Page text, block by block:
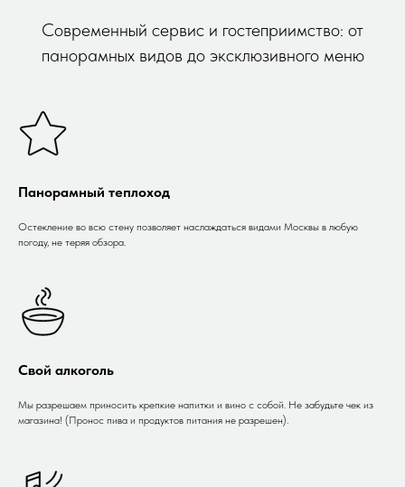
Современный сервис и гостеприимство: от
панорамных видов до эксклюзивного меню
Панорамный теплоход
Остекление во всю стену позволяет наслаждаться видами Москвы в любую
погоду, не теряя обзора.
Свой алкоголь
Мы разрешаем приносить крепкие напитки и вино с собой. Не забудьте чек из
магазина! (Пронос пива и продуктов питания не разрешен).